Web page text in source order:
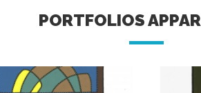
PORTFOLIOS